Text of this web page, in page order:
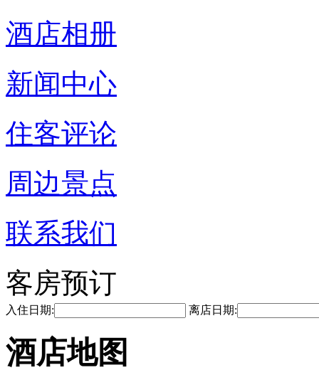
酒店相册
新闻中心
住客评论
周边景点
联系我们
客房预订
入住日期: 离店日期:
酒店地图